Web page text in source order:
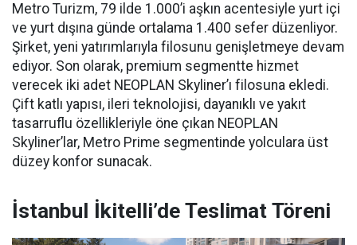
Metro Turizm, 79 ilde 1.000’i aşkın acentesiyle yurt içi
ve yurt dışına günde ortalama 1.400 sefer düzenliyor.
Şirket, yeni yatırımlarıyla filosunu genişletmeye devam
ediyor. Son olarak, premium segmentte hizmet
verecek iki adet NEOPLAN Skyliner’ı filosuna ekledi.
Çift katlı yapısı, ileri teknolojisi, dayanıklı ve yakıt
tasarruflu özellikleriyle öne çıkan NEOPLAN
Skyliner’lar, Metro Prime segmentinde yolculara üst
düzey konfor sunacak.
İstanbul İkitelli’de Teslimat Töreni